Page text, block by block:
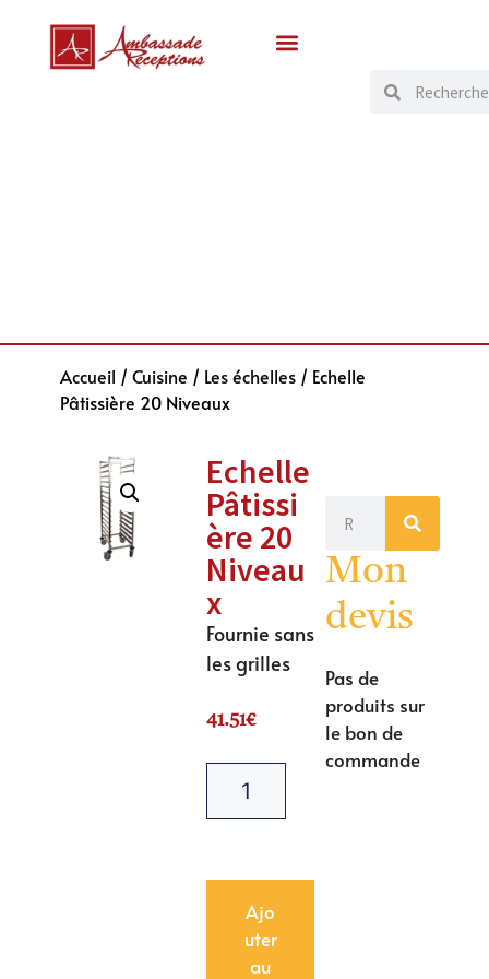
Accueil / Cuisine / Les échelles/ Echelle
Pâtissière 20 Niveaux
Echelle
Pâtissi
ère 20
Niveau
x
Fournie sans
les grilles
41.51€
Ajo
uter
au
Mon
devis
Pas de
produits sur
le bon de
commande